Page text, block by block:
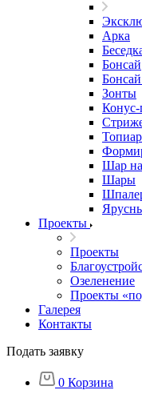
Арка
Бонсай
Зонты
Шар
Шары
Проекты
Проекты
Озеленение
Проекты
Галерея
Контакты
Подать заявку
0 Корзина